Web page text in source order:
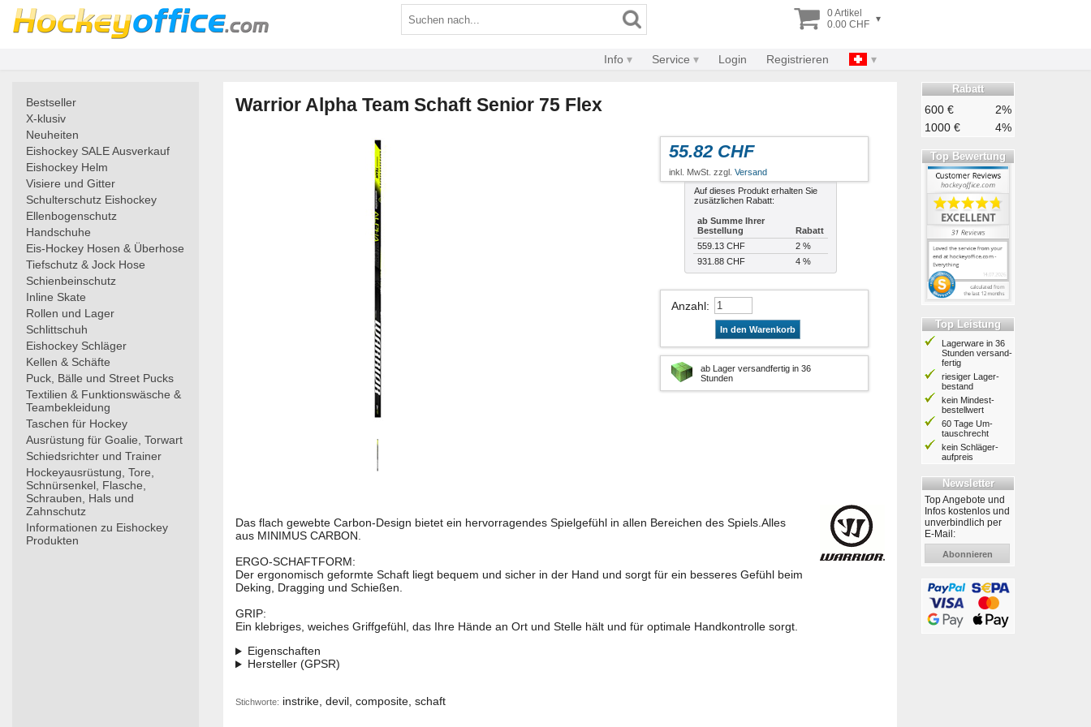
0 Artikel
0.00 CHF ▾
Info Service Login Registrieren
Bestseller
X-klusiv
Neuheiten
Eishockey SALE Ausverkauf
Eishockey Helm
Visiere und Gitter
Schulterschutz Eishockey
Ellenbogenschutz
Handschuhe
Eis-Hockey Hosen & Überhose
Tiefschutz & Jock Hose
Schienbeinschutz
Inline Skate
Rollen und Lager
Schlittschuh
Eishockey Schläger
Kellen & Schäfte
Puck, Bälle und Street Pucks
Textilien & Funktionswäsche &
Teambekleidung
Taschen für Hockey
Ausrüstung für Goalie, Torwart
Schiedsrichter und Trainer
Hockeyausrüstung, Tore,
Schnürsenkel, Flasche,
Schrauben, Hals und
Zahnschutz
Informationen zu Eishockey
Produkten
Warrior Alpha Team Schaft Senior 75 Flex
55.82 CHF
inkl. MwSt. zzgl. Versand
Auf dieses Produkt erhalten Sie
zusätzlichen Rabatt:
ab Summe Ihrer
Bestellung
Rabatt
559.13 CHF
2 %
931.88 CHF
4 %
Anzahl:
In den Warenkorb
ab Lager versandfertig in 36
Stunden
Das flach gewebte Carbon-Design bietet ein hervorragendes Spielgefühl in allen Bereichen des Spiels.Alles
aus MINIMUS CARBON.
ERGO-SCHAFTFORM:
Der ergonomisch geformte Schaft liegt bequem und sicher in der Hand und sorgt für ein besseres Gefühl beim
Deking, Dragging und Schießen.
GRIP:
Ein klebriges, weiches Griffgefühl, das Ihre Hände an Ort und Stelle hält und für optimale Handkontrolle sorgt.
Eigenschaften
Hersteller (GPSR)
Stichworte: instrike, devil, composite, schaft
Rabatt
600 €
2%
1000 €
4%
Top Bewertung
Top Leistung
Lagerware in 36
Stunden ver­sand­
fertig
riesiger Lager­
bestand
kein Mindest­
bestell­wert
60 Tage Um­
tausch­recht
kein Schläger­
aufpreis
Newsletter
Top Angebote und
Infos kostenlos und
unverbindlich per
E-Mail:
Abonnieren